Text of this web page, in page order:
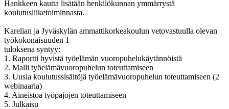
Hankkeen kautta lisätään henkilökunnan ymmärrystä
koulutusliiketoiminnasta.
Karelian ja Jyväskylän ammattikorkeakoulun vetovastuulla olevan
työkokonaisuuden 1
tuloksena syntyy:
1. Raportti hyvistä työelämän vuoropuhelukäytännöistä
2. Malli työelämävuoropuhelun toteuttamiseen
3. Uusia koulutussisältöjä työelämävuoropuhelun toteuttamiseen (2
webinaaria)
4. Aineistoa työpajojen toteuttamiseen
5. Julkaisu